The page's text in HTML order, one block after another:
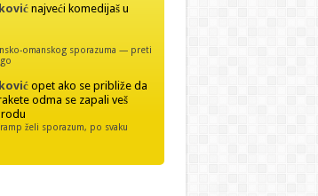
najveći komedijaš u
omanskog sporazuma — preti
opet ako se približe da
odma se zapali veš
želi sporazum, po svaku